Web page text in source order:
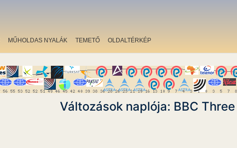
MŰHOLDAS NYALÁK TEMETŐ OLDALTÉRKÉP
Változások naplója: BBC Three